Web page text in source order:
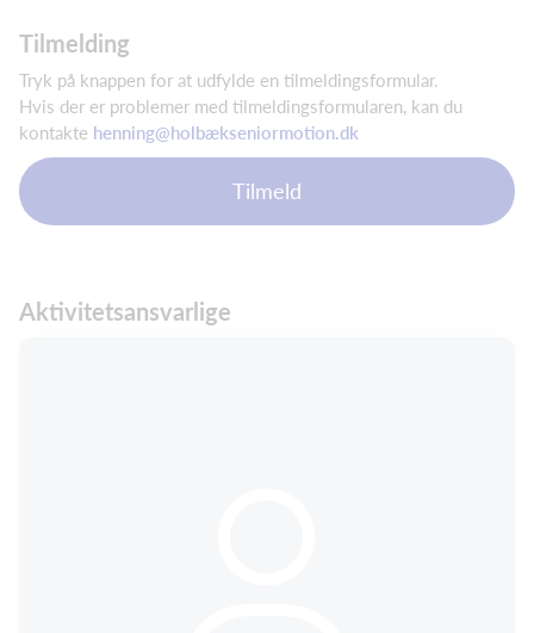
Tilmelding
Tryk på knappen for at udfylde en tilmeldingsformular.
Hvis der er problemer med tilmeldingsformularen, kan du
kontakte henning@holbækseniormotion.dk
Tilmeld
Aktivitetsansvarlige